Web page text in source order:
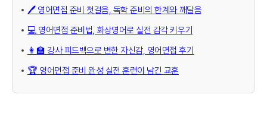
🖊️ 영어면접 준비 첫걸음, 독학 준비의 한계와 깨달음
💻 영어면접 준비법, 화상영어로 실전 감각 키우기
👩‍🏫 강사 피드백으로 변한 자신감, 영어면접 후기
🏆 영어면접 준비 완성 실전 훈련이 남긴 교훈